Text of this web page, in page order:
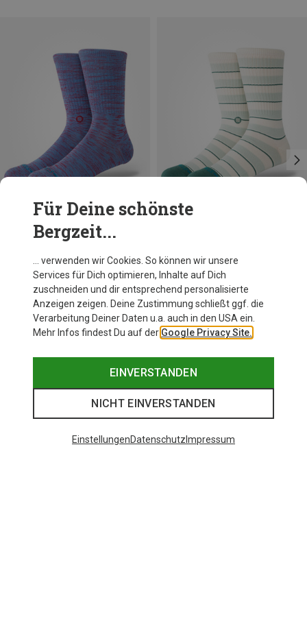
Marled Crew Socken
38|39|40|41|42
43|44|45|46|47
Stance
Striped It Crew Socken
11,70 €
Für Deine schönste
Bergzeit...
… verwenden wir Cookies. So können wir unsere
Services für Dich optimieren, Inhalte auf Dich
zuschneiden und dir entsprechend personalisierte
Anzeigen zeigen. Deine Zustimmung schließt ggf. die
Verarbeitung Deiner Daten u.a. auch in den USA ein.
Mehr Infos findest Du auf der Google Privacy Site.
EINVERSTANDEN
NICHT EINVERSTANDEN
EinstellungenDatenschutz Impressum